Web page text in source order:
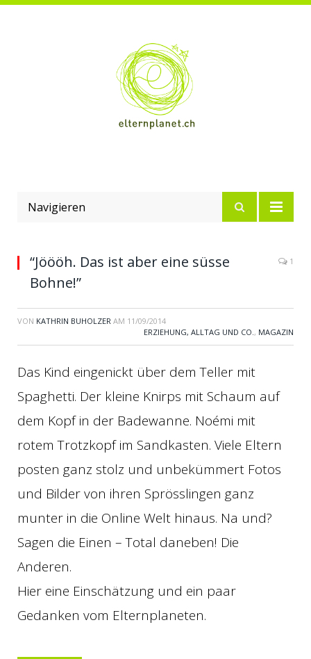
Navigieren
“Jöööh. Das ist aber eine süsse
Bohne!”
1
VON KATHRIN BUHOLZER AM 11/09/2014
ERZIEHUNG, ALLTAG UND CO., MAGAZIN
Das Kind eingenickt über dem Teller mit
Spaghetti. Der kleine Knirps mit Schaum auf
dem Kopf in der Badewanne. Noémi mit
rotem Trotzkopf im Sandkasten. Viele Eltern
posten ganz stolz und unbekümmert Fotos
und Bilder von ihren Sprösslingen ganz
munter in die Online Welt hinaus. Na und?
Sagen die Einen – Total daneben! Die
Anderen.
Hier eine Einschätzung und ein paar
Gedanken vom Elternplaneten.